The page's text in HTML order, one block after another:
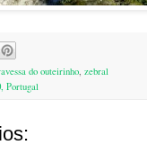
do outeirinho, zebral
Portugal